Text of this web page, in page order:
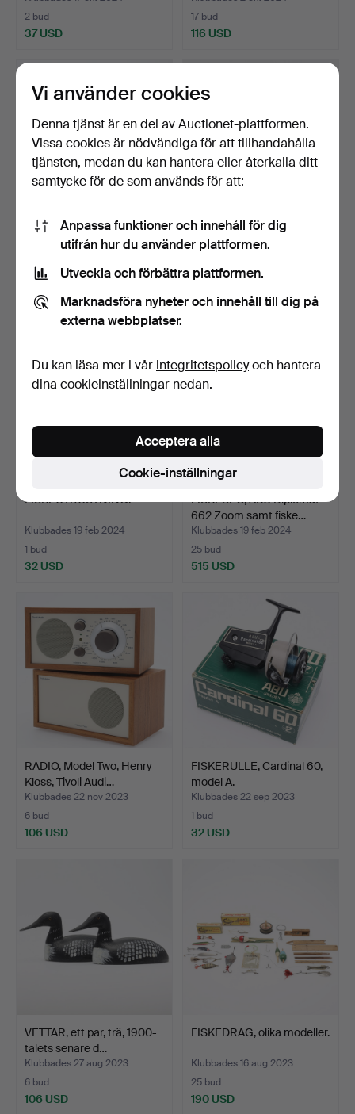
2 bud
37 USD
17 bud
116 USD
FISKERULLAR, 2 delar,
ABU-Matic 75 & 20, A…
Klubbades 25 sep 2024
10 bud
69 USD
FISKERULLAR, samling, 20
delar, bl.a. Amba…
16 bud
137 USD
FISKEUTRUSTNING.
Klubbades 19 feb 2024
1 bud
32 USD
FISKESPÖ, ABU Diplomat
662 Zoom samt fiske…
Klubbades 19 feb 2024
25 bud
515 USD
RADIO, Model Two, Henry
Kloss, Tivoli Audi…
Klubbades 22 nov 2023
6 bud
106 USD
FISKERULLE, Cardinal 60,
model A.
Klubbades 22 sep 2023
1 bud
32 USD
VETTAR, ett par, trä, 1900-
talets senare d…
Klubbades 27 aug 2023
6 bud
106 USD
FISKEDRAG, olika modeller.
Klubbades 16 aug 2023
25 bud
190 USD
Vi använder cookies
Denna tjänst är en del av Auctionet-plattformen.
Vissa cookies är nödvändiga för att tillhandahålla
tjänsten, medan du kan hantera eller återkalla ditt
samtycke för de som används för att:
Anpassa funktioner och innehåll för dig
utifrån hur du använder plattformen.
Utveckla och förbättra plattformen.
Marknadsföra nyheter och innehåll till dig på
externa webbplatser.
Du kan läsa mer i vår integritetspolicyoch hantera
dina cookieinställningar nedan.
Cookie-inställningar
Acceptera alla